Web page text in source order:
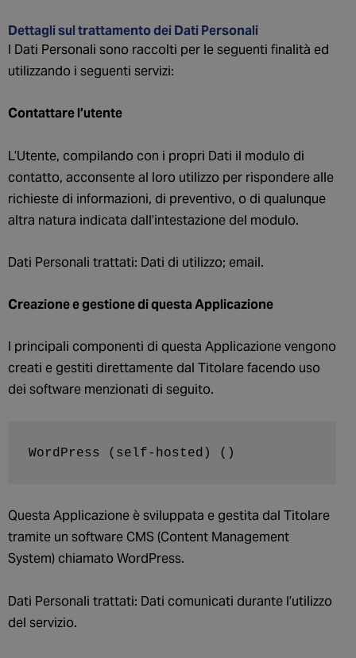
Dettagli sul trattamento dei Dati Personali
I Dati Personali sono raccolti per le seguenti finalità ed
utilizzando i seguenti servizi:
Contattare l’utente
L’Utente, compilando con i propri Dati il modulo di
contatto, acconsente al loro utilizzo per rispondere alle
richieste di informazioni, di preventivo, o di qualunque
altra natura indicata dall’intestazione del modulo.
Dati Personali trattati: Dati di utilizzo; email.
Creazione e gestione di questa Applicazione
I principali componenti di questa Applicazione vengono
creati e gestiti direttamente dal Titolare facendo uso
dei software menzionati di seguito.
WordPress (self-hosted) ()
Questa Applicazione è sviluppata e gestita dal Titolare
tramite un software CMS (Content Management
System) chiamato WordPress.
Dati Personali trattati: Dati comunicati durante l’utilizzo
del servizio.